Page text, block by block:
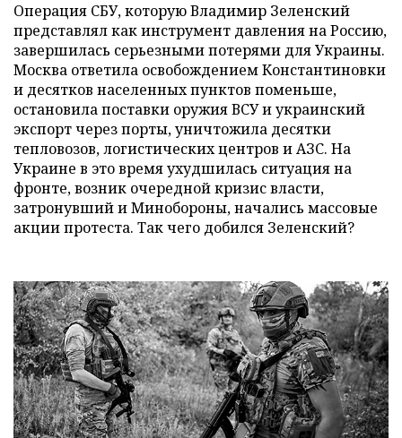
Операция СБУ, которую Владимир Зеленский
представлял как инструмент давления на Россию,
завершилась серьезными потерями для Украины.
Москва ответила освобождением Константиновки
и десятков населенных пунктов поменьше,
остановила поставки оружия ВСУ и украинский
экспорт через порты, уничтожила десятки
тепловозов, логистических центров и АЗС. На
Украине в это время ухудшилась ситуация на
фронте, возник очередной кризис власти,
затронувший и Минобороны, начались массовые
акции протеста. Так чего добился Зеленский?